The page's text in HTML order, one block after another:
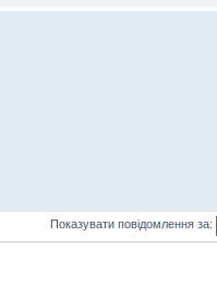
Показувати повідомлення за: